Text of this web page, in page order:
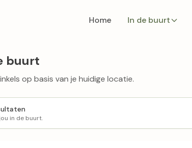
Home In de buurt
buurt
op basis van je huidige locatie.
in de buurt.